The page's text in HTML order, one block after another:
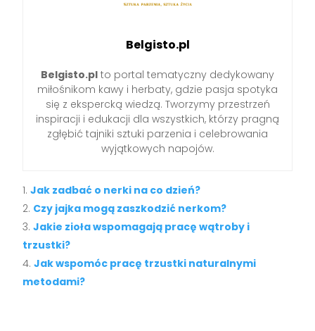
Belgisto.pl
Belgisto.pl to portal tematyczny dedykowany
miłośnikom kawy i herbaty, gdzie pasja spotyka
się z ekspercką wiedzą. Tworzymy przestrzeń
inspiracji i edukacji dla wszystkich, którzy pragną
zgłębić tajniki sztuki parzenia i celebrowania
wyjątkowych napojów.
Jak zadbać o nerki na co dzień?
Czy jajka mogą zaszkodzić nerkom?
Jakie zioła wspomagają pracę wątroby i
trzustki?
Jak wspomóc pracę trzustki naturalnymi
metodami?